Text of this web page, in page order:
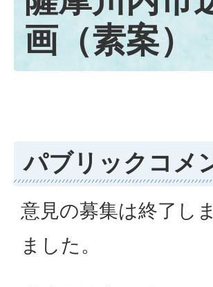
画（素案）
パブリックコメ
意見の募集は終了し
ました。